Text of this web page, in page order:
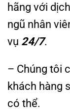
hãng với
ngũ nhân
vụ 24/7.
– Chúng tôi
khách hàng
có thể.